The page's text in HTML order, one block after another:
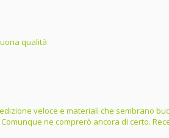
qualità
veloce e materiali che sembrano
ne comprerò ancora di certo.